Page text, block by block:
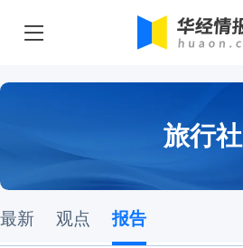
旅行社
最新 观点 报告